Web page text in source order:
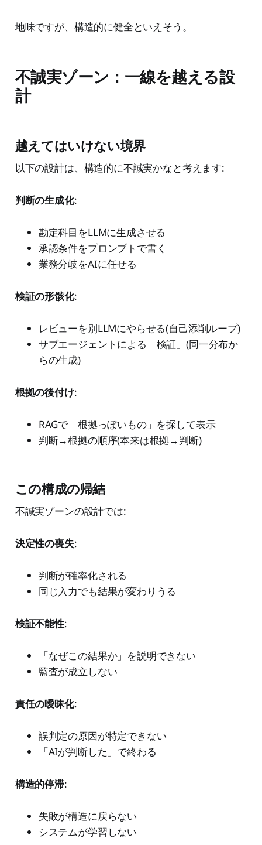
地味ですが、構造的に健全といえそう。
不誠実ゾーン：一線を越える設
計
越えてはいけない境界
以下の設計は、構造的に不誠実かなと考えます:
判断の生成化:
勘定科目をLLMに生成させる
承認条件をプロンプトで書く
業務分岐をAIに任せる
検証の形骸化:
レビューを別LLMにやらせる(自己添削ループ)
サブエージェントによる「検証」(同一分布か
らの生成)
根拠の後付け:
RAGで「根拠っぽいもの」を探して表示
判断→根拠の順序(本来は根拠→判断)
この構成の帰結
不誠実ゾーンの設計では:
決定性の喪失:
判断が確率化される
同じ入力でも結果が変わりうる
検証不能性:
「なぜこの結果か」を説明できない
監査が成立しない
責任の曖昧化:
誤判定の原因が特定できない
「AIが判断した」で終わる
構造的停滞:
失敗が構造に戻らない
システムが学習しない